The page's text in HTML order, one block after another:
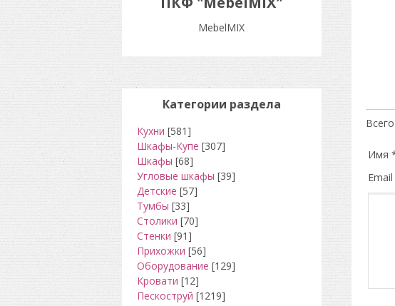
MebelMIX
Имя
Категории раздела
Кухни [581]
Шкафы-Купе [307]
Шкафы [68]
Угловые шкафы [39]
Детские [57]
Тумбы [33]
Столики [70]
Стенки [91]
Прихожки [56]
Оборудование [129]
Кровати [12]
Пескоструй [1219]